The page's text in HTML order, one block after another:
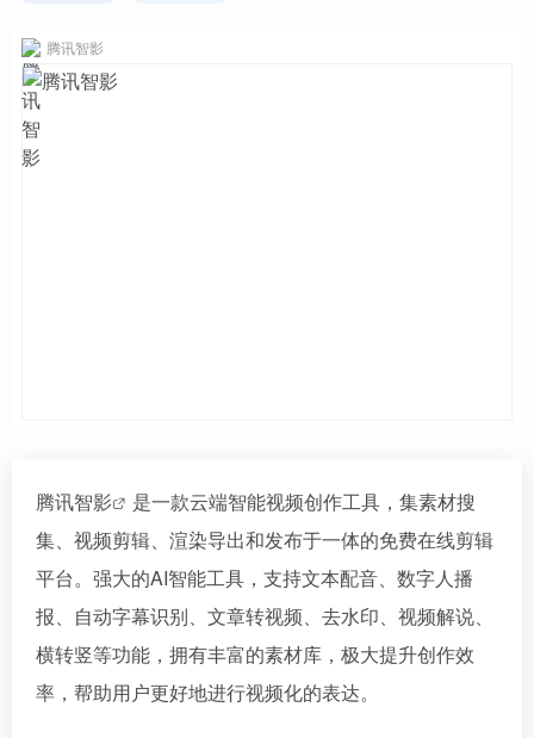
腾讯智影
腾讯智影
是一款云端智能视频创作工具，集素材搜
集、视频剪辑、渲染导出和发布于一体的免费在线剪辑
平台。强大的AI智能工具，支持文本配音、数字人播
报、自动字幕识别、文章转视频、去水印、视频解说、
横转竖等功能，拥有丰富的素材库，极大提升创作效
率，帮助用户更好地进行视频化的表达。